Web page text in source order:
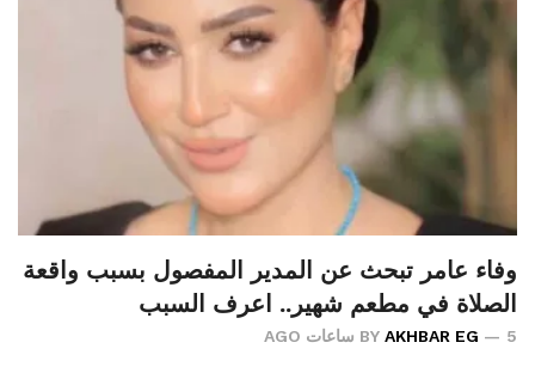
وفاء عامر تبحث عن المدير المفصول بسبب واقعة
الصلاة في مطعم شهير.. اعرف السبب
BY AKHBAR EG 5 ساعات AGO